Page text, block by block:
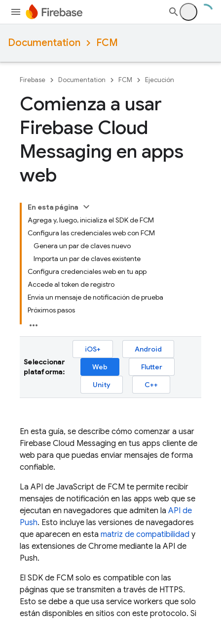
Documentation FCM
Firebase Documentation FCM Ejecución
Comienza a usar
Firebase Cloud
Messaging en apps
web
En esta página
Agrega y, luego, inicializa el SDK de FCM
Configura las credenciales web con FCM
Genera un par de claves nuevo
Importa un par de claves existente
Configura credenciales web en tu app
Accede al token de registro
Envía un mensaje de notificación de prueba
Próximos pasos
Seleccionar
plataforma:
iOS+
Android
Web
Flutter
Unity
C++
En esta guía, se describe cómo comenzar a usar
Firebase Cloud Messaging en tus apps cliente de
web para que puedas enviar mensajes de forma
confiable.
La API de JavaScript de FCM te permite recibir
mensajes de notificación en las apps web que se
ejecutan en navegadores que admiten la API de
Push. Esto incluye las versiones de navegadores
que aparecen en esta matriz de compatibilidad y
las extensiones de Chrome mediante la API de
Push.
El SDK de FCM solo es compatible con las
páginas que se transmiten a través de HTTPS.
Esto se debe a que usa service workers que solo
están disponibles en sitios con este protocolo. Si